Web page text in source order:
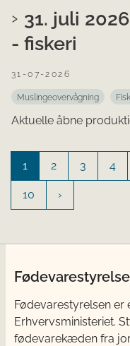
31. juli
- fiskeri
31-07-2026
Muslingeovervågning
Aktuelle åbne
1 2 3 4
10
Fødevarestyrelsen er
Erhvervsministeriet.
fødevarekæden fra